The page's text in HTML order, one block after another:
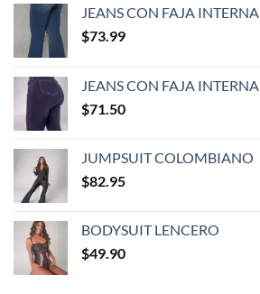
JEANS CON FAJA INTERNA
$73.99
JEANS CON FAJA INTERNA
$71.50
JUMPSUIT COLOMBIANO
$82.95
BODYSUIT LENCERO
$49.90